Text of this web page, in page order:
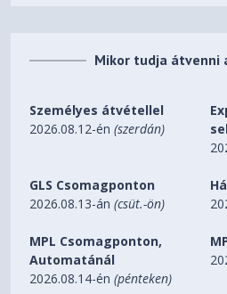
méretnek köszönhetően bárhol
iratmegsemmisítővel! 10 db A4-
a méretes, 23 literes papírkosárba
használható érintőgombok
biztonságos használat érdekében.
• Halk működés – a nyugodt
• Egyszerre 10 db A4-es lap
ideális alkalmankénti használatra
• Elakadásmentes technológia a
Mikor tudja átvenni
Személyes átvétellel
2026.08.12-én(szerdán)
GLS Csomagponton
2026.08.13-án(csüt.-ön)
MPL Csomagponton,
Automatánál
2026.08.14-én(pénteken)